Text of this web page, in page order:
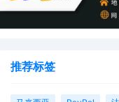
推荐标签